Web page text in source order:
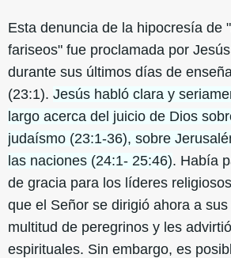
Esta denuncia de la hipocresía de
fariseos" fue proclamada por
durante sus últimos días de
(23:1). Jesús habló clara y
largo acerca del juicio de Dios
judaísmo (23:1-36), sobre
las naciones (24:1- 25:46). Había
de gracia para los líderes
que el Señor se dirigió ahora a
multitud de peregrinos y les
espirituales. Sin embargo, es